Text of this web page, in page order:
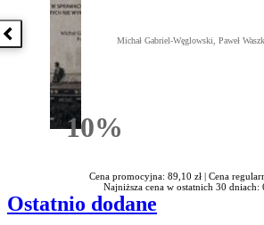
Poprzednia książka
10%Rabatu
Michał Gabriel-Węglowski, Paweł
Cena promocyjna: 89,10 zł | Cena
Najniższa cena w ostatnich 30 dniach:
Ostatnio dodane